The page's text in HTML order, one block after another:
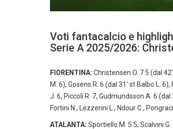
Voti fantacalcio e
Serie A 2025/2026:
FIORENTINA: Christensen O. 7.5 (dal
M. 6), Gosens R. 6 (dal 31′ st Balbo L.
J. 6, Piccoli R. 7, Gudmundsson A. 6 (dal
Fortini N., Lezzerini L., Ndour C.,
ATALANTA: Sportiello M. 5.5, Scalvini G.